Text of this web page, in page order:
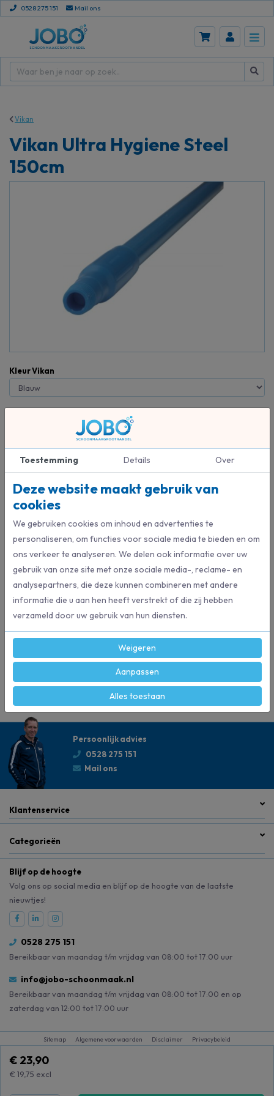
0528 275 151 Mail ons
Vikan
Vikan Ultra Hygiene Steel
150cm
Kleur Vikan
€ 23,90
€ 19,75 excl
Beschrijving
De Vikan Ultra Hygiene steel is gemaakt uit één stuk, waardoor het
risico op kruisbesmetting aanzienlijk lager is en je de steel
gemakkelijker kunt schoonmaken en drogen. De hygiënische steel is
150 cm en is gemaakt van polypropyleen.
Specificaties
Artikelnummer
Persoonlijk advies
0528 275 151
Mail ons
Klantenservice
Categorieën
Blijf op de hoogte
Volg ons op social media en blijf op de hoogte van de laatste
nieuwtjes!
0528 275 151
Bereikbaar van maandag t/m vrijdag van 08:00 tot 17:00 uur
info@jobo-schoonmaak.nl
Bereikbaar van maandag t/m vrijdag van 08:00 tot 17:00 en op
zaterdag van 12:00 tot 17:00 uur
Sitemap Algemene voorwaarden Disclaimer Privacybeleid
Toestemming Details Over
Deze website maakt gebruik van
cookies
We gebruiken cookies om inhoud en advertenties te
personaliseren, om functies voor sociale media te bieden en om
ons verkeer te analyseren. We delen ook informatie over uw
gebruik van onze site met onze sociale media-, reclame- en
analysepartners, die deze kunnen combineren met andere
informatie die u aan hen heeft verstrekt of die zij hebben
verzameld door uw gebruik van hun diensten.
Weigeren
Aanpassen
Alles toestaan